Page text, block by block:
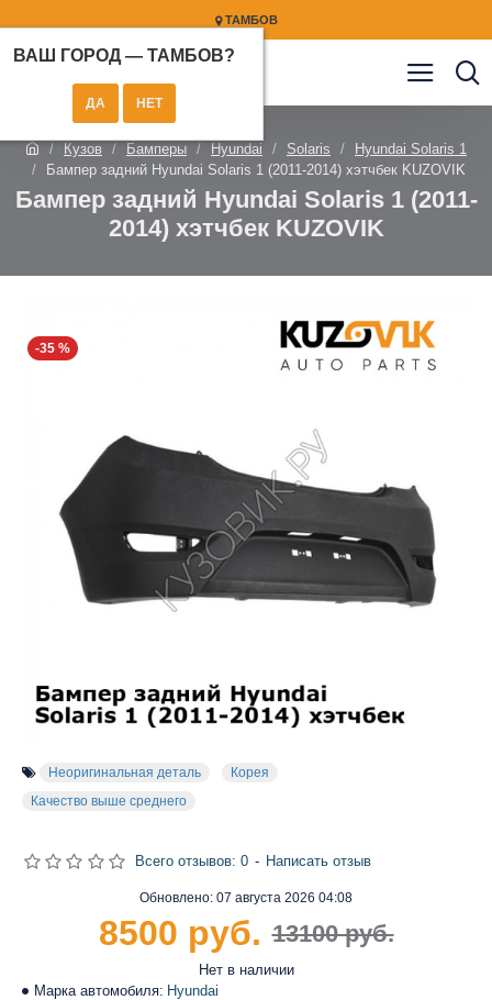
ТАМБОВ
ВАШ ГОРОД — ТАМБОВ?
Кузов Бамперы Hyundai Solaris
Hyundai Solaris 1
Бампер задний Hyundai Solaris 1 (2011-2014) хэтчбек KUZOVIK
Бампер задний Hyundai Solaris 1 (2011-
2014) хэтчбек KUZOVIK
-35 %
Неоригинальная деталь
Корея
Качество выше среднего
Марка автомобиля: Hyundai
Обновлено: 07 августа 2026 04:08
Нет в наличии
Всего отзывов: 0 - Написать отзыв
13100 руб.
8500 руб.